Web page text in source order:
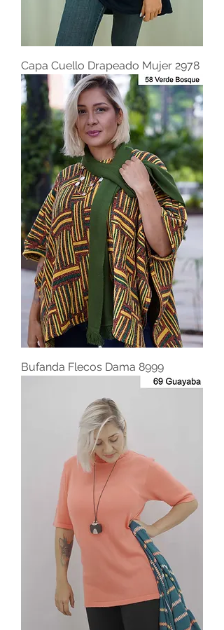
Capa Cuello Drapeado Mujer 2978
Bufanda Flecos Dama 8999